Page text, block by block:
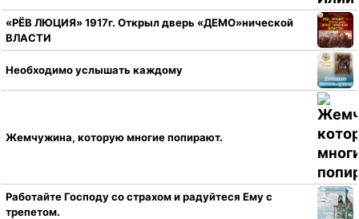
«РЁВ ЛЮЦИЯ» 1917г. Открыл дверь «ДЕМО»нической
ВЛАСТИ
Необходимо услышать каждому
Жемчужина, которую многие попирают.
Работайте Господу со страхом и радуйтеся Ему с
трепетом.